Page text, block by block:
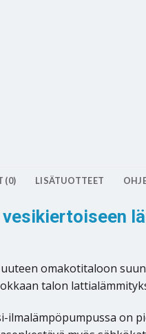
(0) LISÄTUOTTEET
uuteen omakotitaloon
talon
ilmalämpöpumpussa on